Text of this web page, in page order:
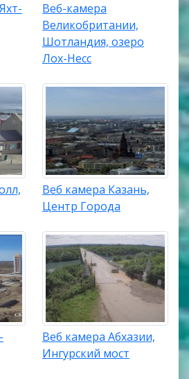
Веб-камера
Великобритании,
Шотландия, озеро
Лох-Несс
Веб камера Казань,
Центр Города
Веб камера Абхазии,
Ингурский мост